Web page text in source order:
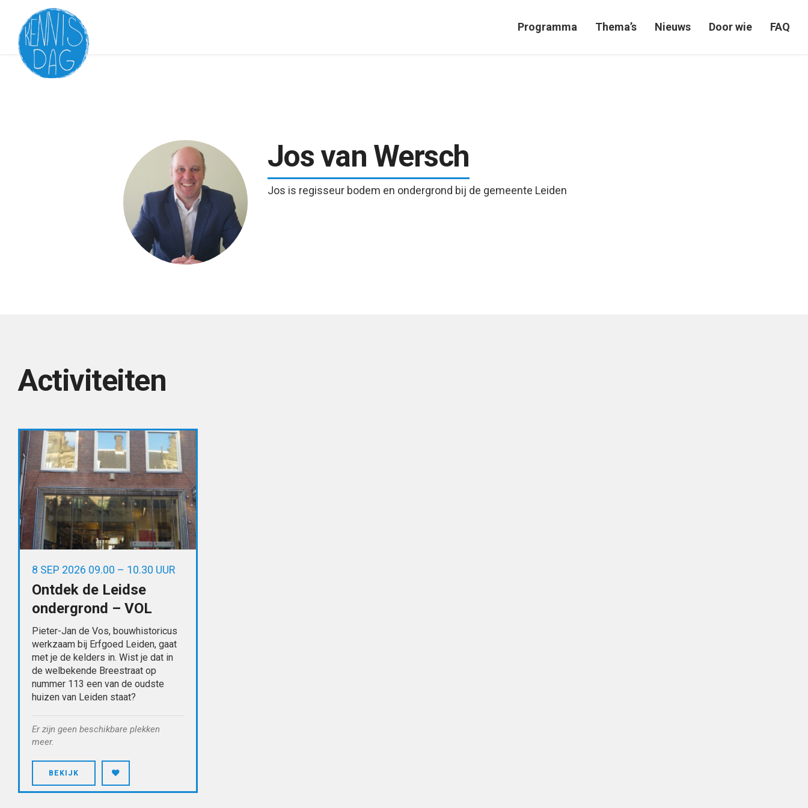
Programma Thema’s Nieuws Door wie FAQ
Jos van Wersch
Jos is regisseur bodem en ondergrond bij de gemeente Leiden
Activiteiten
8 SEP 2026 09.00 – 10.30 UUR
Ontdek de Leidse
ondergrond – VOL
Pieter-Jan de Vos, bouwhistoricus
werkzaam bij Erfgoed Leiden, gaat
met je de kelders in. Wist je dat in
de welbekende Breestraat op
nummer 113 een van de oudste
huizen van Leiden staat?
Er zijn geen beschikbare plekken
meer.
BEKIJK